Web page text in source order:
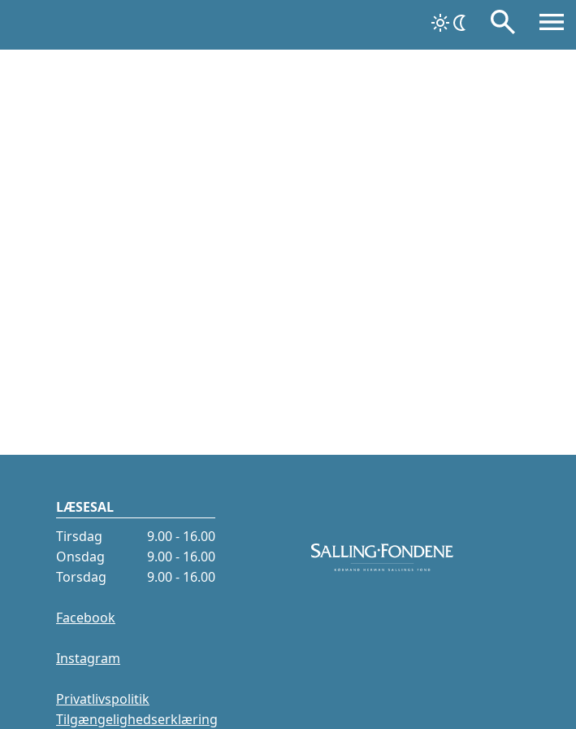
LÆSESAL
Tirsdag
9.00 - 16.00
Onsdag
9.00 - 16.00
Torsdag
9.00 - 16.00
Facebook
Instagram
Privatlivspolitik
Tilgængelighedserklæring